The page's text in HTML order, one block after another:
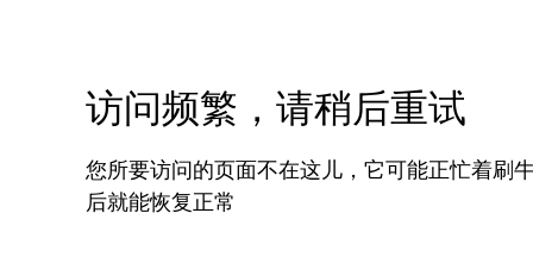
访问频繁，请稍后重试
您所要访问的页面不在这儿，它可能正忙着刷
后就能恢复正常